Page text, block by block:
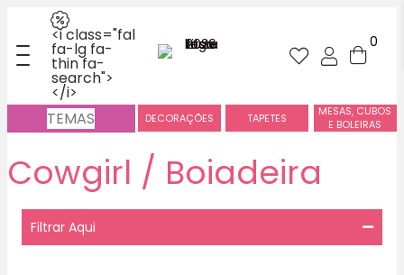
<i class="fal
fa-lg fa-
thin fa-
search">
</i>
0
TEMAS DECORAÇÕES TAPETES
MESAS, CUBOS
E BOLEIRAS
Cowgirl / Boiadeira
Filtrar Aqui